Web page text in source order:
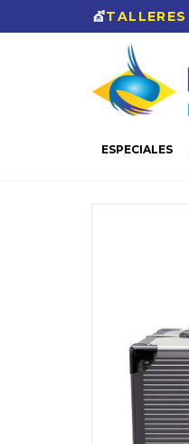
💇TALLERES
ESPECIALES